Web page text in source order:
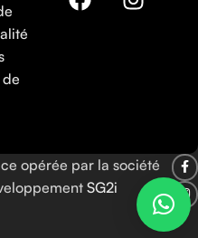
opérée par la société
SG2i